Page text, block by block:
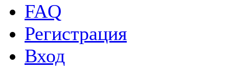
FAQ
Регистрация
Вход